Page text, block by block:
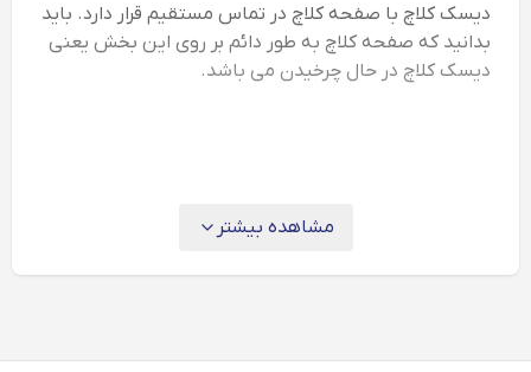
دیسک کلاچ با صفحه کلاچ در تماس مستقیم قرار دارد. باید
بدانید که صفحه کلاچ به طور دائم بر روی این بخش یعنی
دیسک کلاچ در حال چرخیدن می باشد.
کلاچ نرمی داشته باشید لازم است که به کیفیت دیسک
مشاهده بیشتر